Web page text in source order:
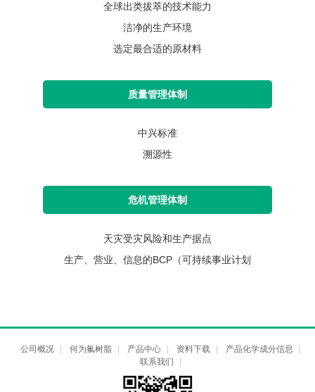
全球出类拔萃的技术能力
洁净的生产环境
选定最合适的原材料
质量管理体制
中兴标准
溯源性
危机管理体制
天灾受灾风险和生产据点
生产、营业、信息的BCP（可持续事业计划
公司概况 何为氟树脂 产品中心 资料下载 产品化学成分信息
联系我们